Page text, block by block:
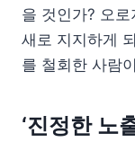
을 것인가? 오
새로 지지하게
를 철회한 사람
‘진정한